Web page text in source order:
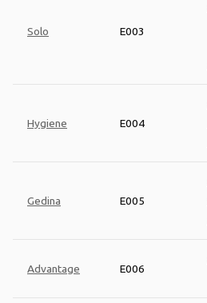
Solo E003
Hygiene E004
Gedina E005
Advantage E006